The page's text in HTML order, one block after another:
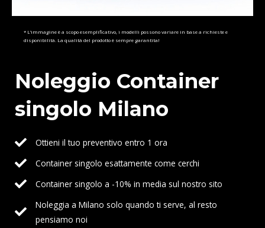
Noleggio Container
singolo Milano
Ottieni il tuo preventivo entro 1 ora
Container singolo esattamente come cerchi
Container singolo a -10% in media sul nostro sito
Noleggia a Milano solo quando ti serve, al resto
pensiamo noi
* L’immagine è a scopo esemplificativo, i modelli possono variare in base a richieste e
disponibilità. La qualità del prodotto è sempre garantita!